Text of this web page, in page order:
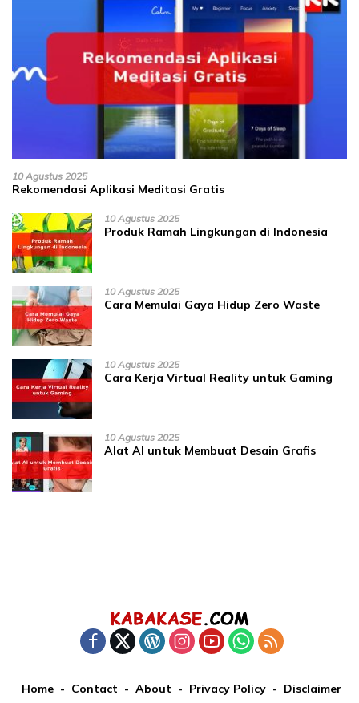
10 Agustus 2025
Rekomendasi Aplikasi Meditasi Gratis
10 Agustus 2025
Produk Ramah Lingkungan di Indonesia
10 Agustus 2025
Cara Memulai Gaya Hidup Zero Waste
10 Agustus 2025
Cara Kerja Virtual Reality untuk Gaming
10 Agustus 2025
Alat AI untuk Membuat Desain Grafis
Home Contact About Privacy Policy
Disclaimer